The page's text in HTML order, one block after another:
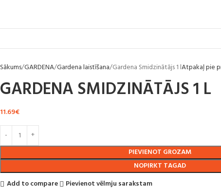
Sākums GARDENA Gardena laistīšana Gardena Smidzinātājs 1 lAtpakaļ pie
GARDENA SMIDZINĀTĀJS 1 L
11.69€
PIEVIENOT GROZAM
NOPIRKT TAGAD
Add to compare
Pievienot vēlmju sarakstam